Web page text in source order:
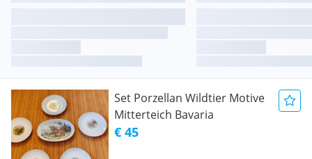
Set Porzellan Wildtier Motive
Mitterteich Bavaria
€ 45